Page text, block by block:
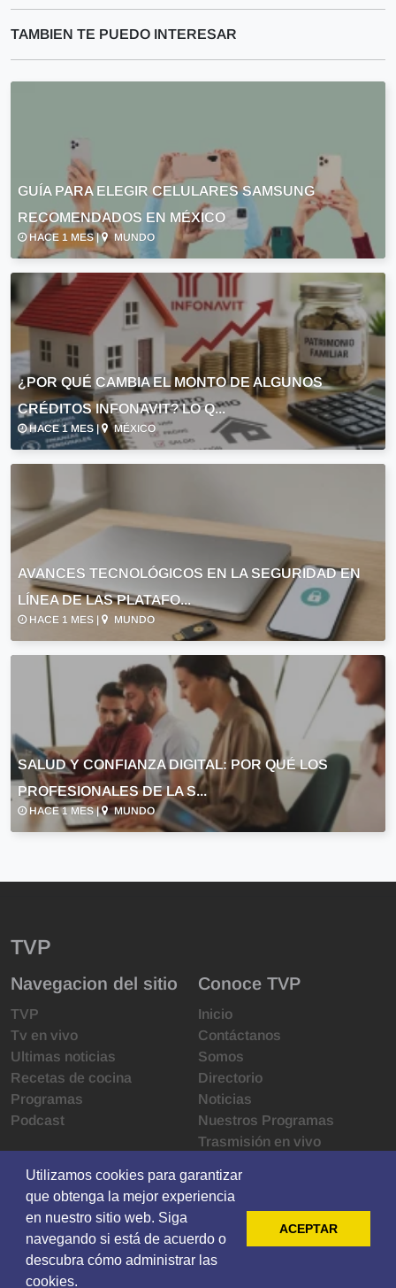
TAMBIEN TE PUEDO INTERESAR
GUÍA PARA ELEGIR CELULARES SAMSUNG
RECOMENDADOS EN MÉXICO
HACE 1 MES | MUNDO
¿POR QUÉ CAMBIA EL MONTO DE ALGUNOS
CRÉDITOS INFONAVIT? LO Q...
HACE 1 MES | MÉXICO
AVANCES TECNOLÓGICOS EN LA SEGURIDAD EN
LÍNEA DE LAS PLATAFO...
HACE 1 MES | MUNDO
SALUD Y CONFIANZA DIGITAL: POR QUÉ LOS
PROFESIONALES DE LA S...
HACE 1 MES | MUNDO
TVP
Navegacion del sitio
TVP
Tv en vivo
Ultimas noticias
Recetas de cocina
Programas
Podcast
Conoce TVP
Inicio
Contáctanos
Somos
Directorio
Noticias
Nuestros Programas
Trasmisión en vivo
Derechos de las audiencias
Código de ética
Redes sociales
© 2021 Televisoras Grupo Pacífico ·
Utilizamos cookies para garantizar
que obtenga la mejor experiencia
en nuestro sitio web. Siga
navegando si está de acuerdo o
descubra cómo administrar las
cookies.
ACEPTAR
Utilizamos cookies para garantizar
que obtenga la mejor experiencia
en nuestro sitio web. Siga
navegando si está de acuerdo o
descubra cómo administrar las
cookies.
ACEPTAR